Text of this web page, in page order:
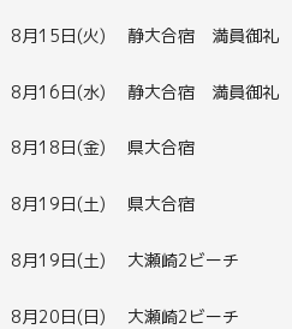
8月15日(火) 静大合宿 満員御礼
8月16日(水) 静大合宿 満員御礼
8月18日(金) 県大合宿
8月19日(土) 県大合宿
8月19日(土) 大瀬崎2ビーチ
8月20日(日) 大瀬崎2ビーチ